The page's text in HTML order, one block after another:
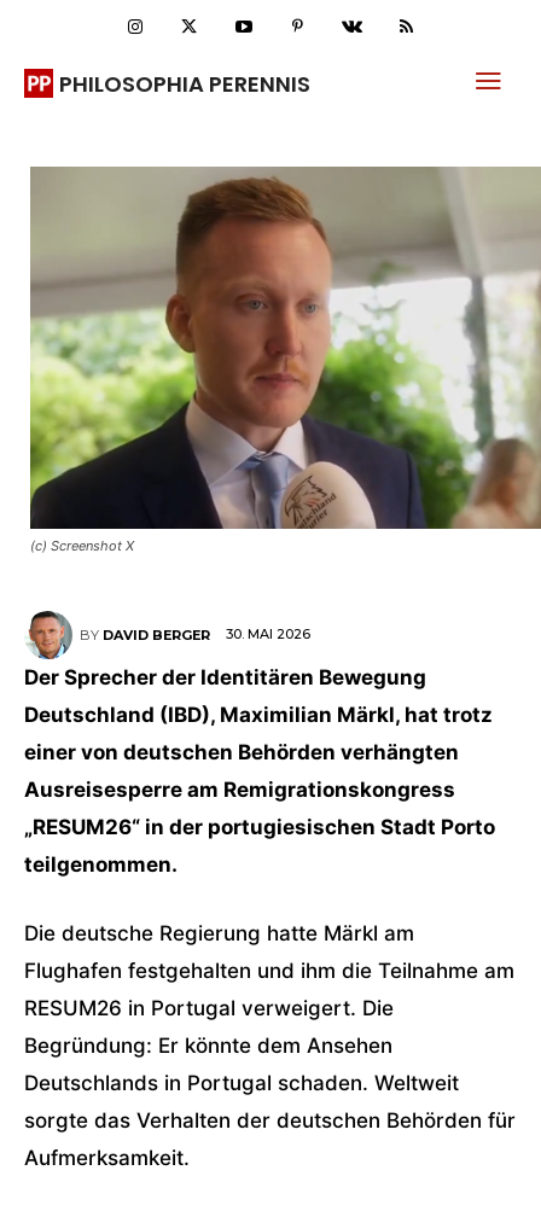
PHILOSOPHIA PERENNIS
(c) Screenshot X
BY DAVID BERGER 30. MAI 2026
Der Sprecher der Identitären Bewegung
Deutschland (IBD), Maximilian Märkl, hat trotz
einer von deutschen Behörden verhängten
Ausreisesperre am Remigrationskongress
„RESUM26“ in der portugiesischen Stadt Porto
teilgenommen.
Die deutsche Regierung hatte Märkl am
Flughafen festgehalten und ihm die Teilnahme am
RESUM26 in Portugal verweigert. Die
Begründung: Er könnte dem Ansehen
Deutschlands in Portugal schaden. Weltweit
sorgte das Verhalten der deutschen Behörden für
Aufmerksamkeit.